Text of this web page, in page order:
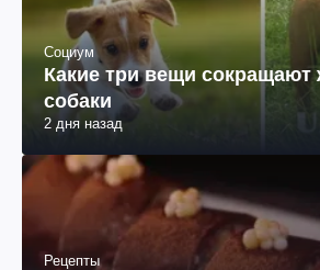
Социум
Какие три вещи
собаки
2 дня назад
Рецепты